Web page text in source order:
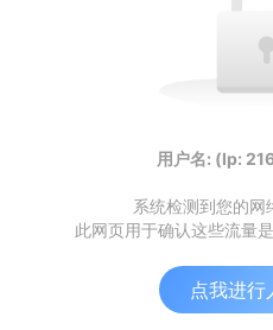
用户名: (Ip:
系统检测到您的网
此网页用于确认这些流量
点我进行